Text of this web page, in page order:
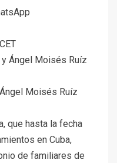
Moisés Ruíz
, que hasta la fecha
en Cuba,
de familiares de